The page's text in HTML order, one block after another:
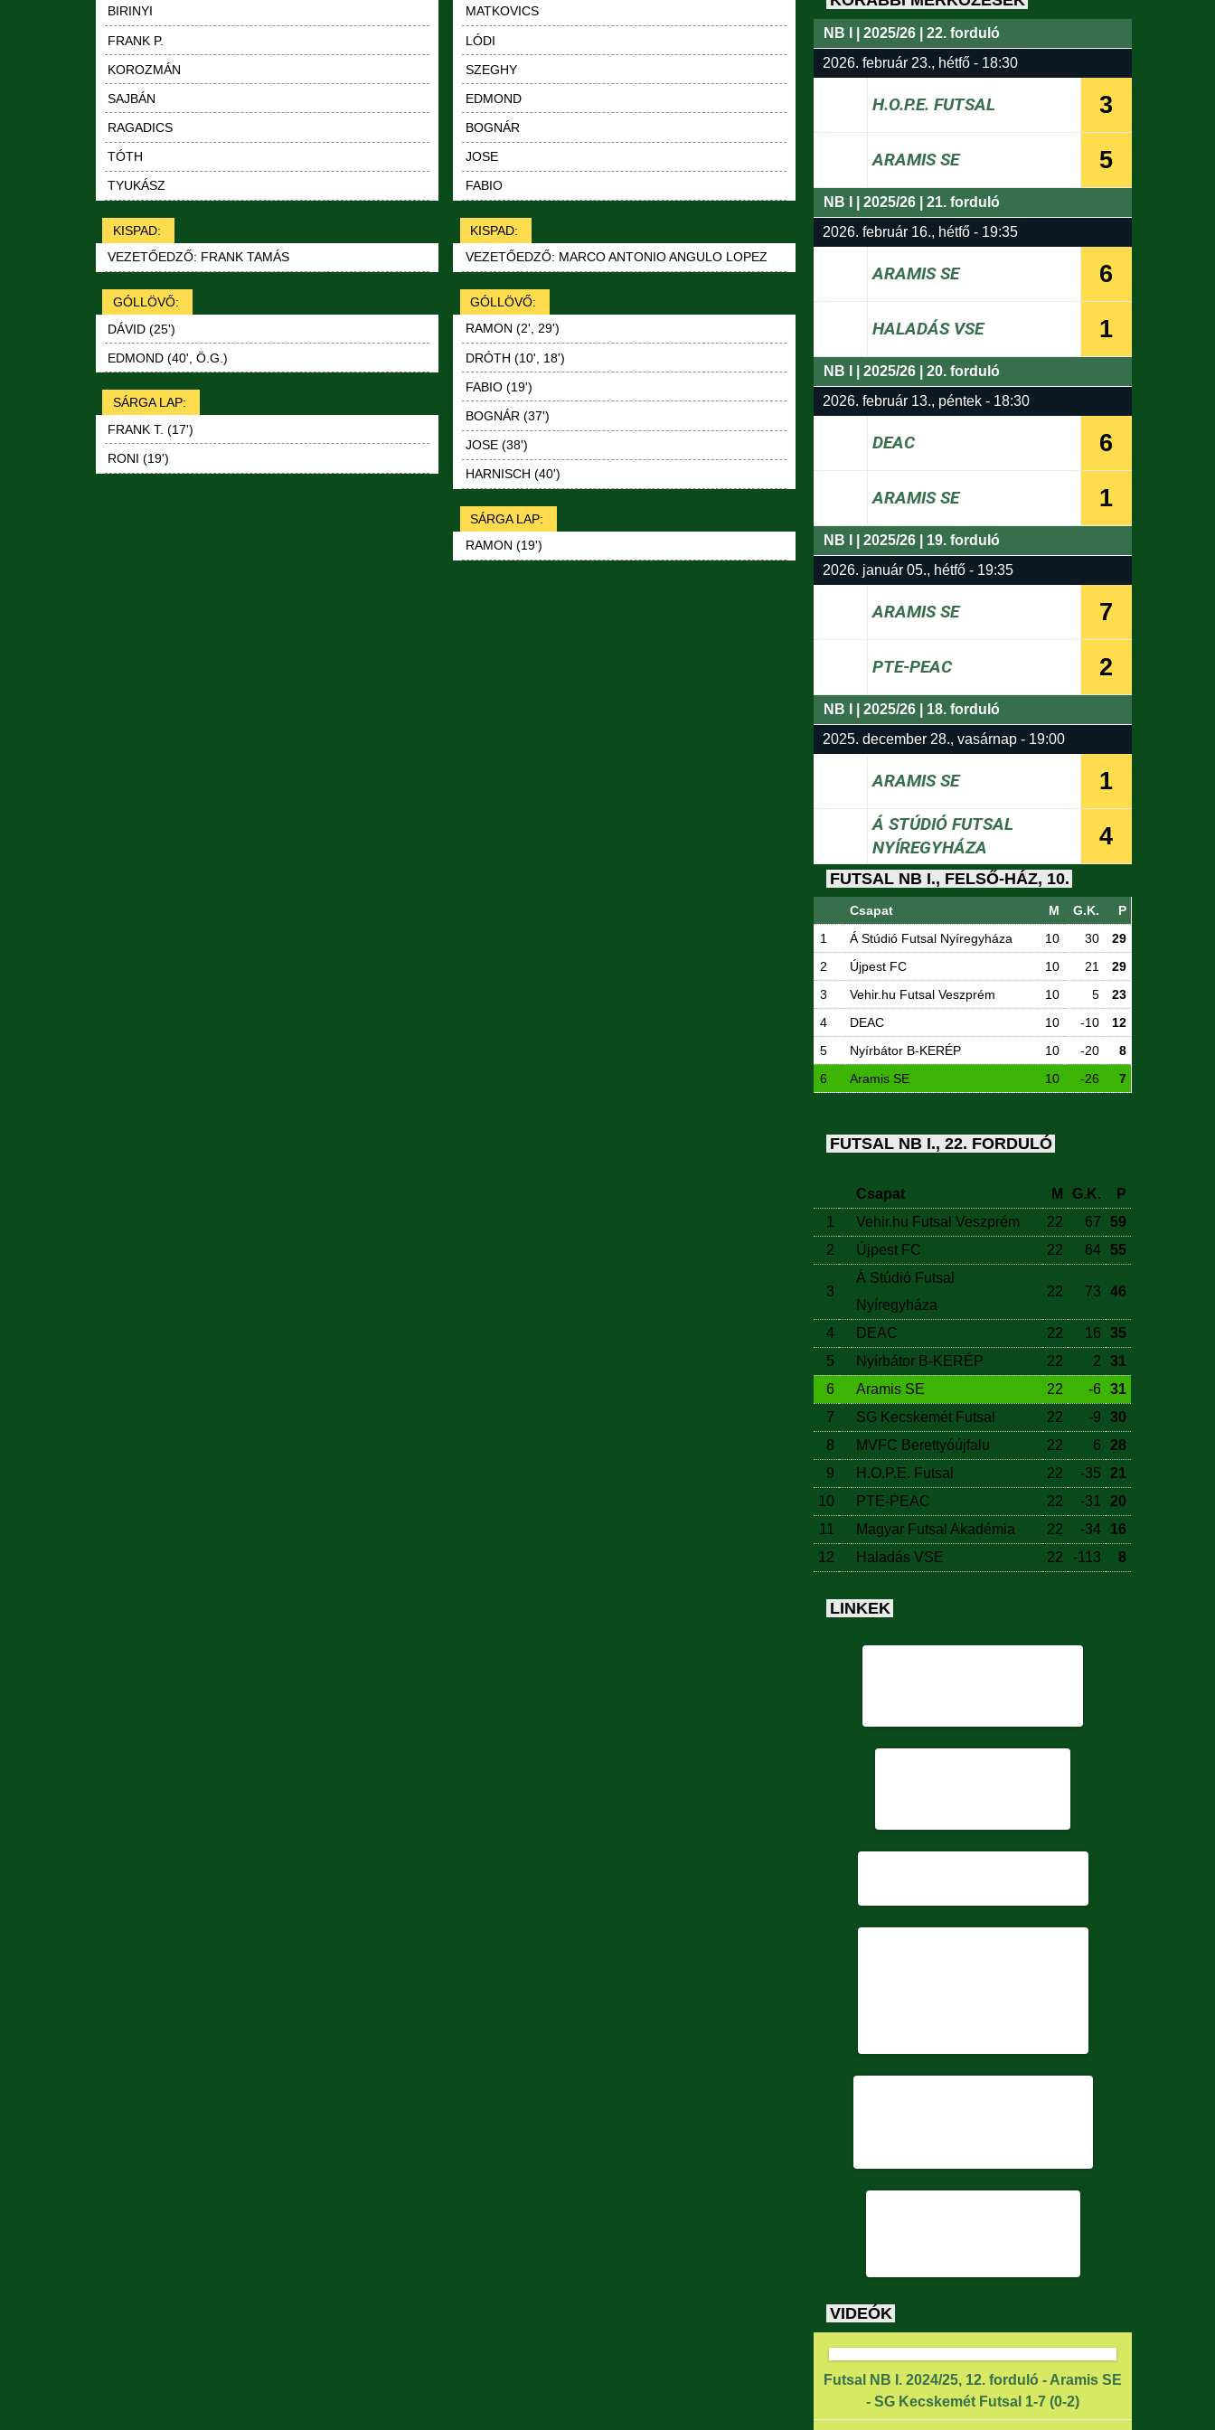
BIRINYI
FRANK P.
KOROZMÁN
SAJBÁN
RAGADICS
TÓTH
TYUKÁSZ
KISPAD:
VEZETŐEDZŐ: FRANK TAMÁS
GÓLLÖVŐ:
DÁVID (25')
EDMOND (40', Ö.G.)
SÁRGA LAP:
FRANK T. (17')
RONI (19')
MATKOVICS
LÓDI
SZEGHY
EDMOND
BOGNÁR
JOSE
FABIO
KISPAD:
VEZETŐEDZŐ: MARCO ANTONIO ANGULO LOPEZ
GÓLLÖVŐ:
RAMON (2', 29')
DRÓTH (10', 18')
FABIO (19')
BOGNÁR (37')
JOSE (38')
HARNISCH (40')
SÁRGA LAP:
RAMON (19')
NB I | 2025/26 | 22. forduló
2026. február 23., hétfő - 18:30
H.O.P.E. FUTSAL
ARAMIS SE
3
5
NB I | 2025/26 | 21. forduló
2026. február 16., hétfő - 19:35
ARAMIS SE
HALADÁS VSE
6
1
NB I | 2025/26 | 20. forduló
2026. február 13., péntek - 18:30
DEAC
ARAMIS SE
6
1
NB I | 2025/26 | 19. forduló
2026. január 05., hétfő - 19:35
ARAMIS SE
PTE-PEAC
7
2
NB I | 2025/26 | 18. forduló
2025. december 28., vasárnap - 19:00
ARAMIS SE
Á STÚDIÓ FUTSAL
NYÍREGYHÁZA
1
4
FUTSAL NB I., FELSŐ-HÁZ, 10.
Csapat M G.K.
P
1
Á Stúdió Futsal Nyíregyháza 10 30
29
2
Újpest FC 10 21
29
3
Vehir.hu Futsal Veszprém 10 5
23
4
DEAC 10 -10
12
5
Nyírbátor B-KERÉP 10 -20
8
6
Aramis SE 10 -26 7
FUTSAL NB I., 22. FORDULÓ
Csapat M G.K.
P
1
Vehir.hu Futsal Veszprém 22 67
59
2
Újpest FC 22 64 55
3
Á Stúdió Futsal
Nyíregyháza
22 73 46
4 DEAC 22 16
35
5
Nyírbátor B-KERÉP 22 2
31
6
Aramis SE 22 -6
31
7
SG Kecskemét Futsal 22 -9
30
8
MVFC Berettyóújfalu 22 6
28
9
H.O.P.E. Futsal 22 -35
21
10
PTE-PEAC 22 -31
20
11
Magyar Futsal Akadémia 22 -34
16
12
Haladás VSE 22 -113 8
LINKEK
VIDEÓK
Futsal NB I. 2024/25, 12. forduló - Aramis SE
- SG Kecskemét Futsal 1-7 (0-2)